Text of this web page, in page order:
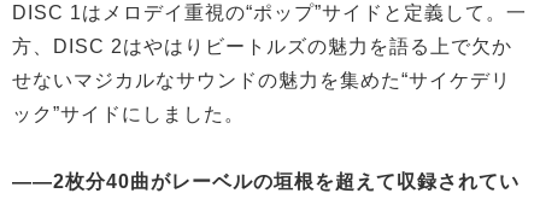
DISC 1はメロデイ重視の“ポップ”サイドと定義して。一
方、DISC 2はやはりビートルズの魅力を語る上で欠か
せないマジカルなサウンドの魅力を集めた“サイケデリ
ック”サイドにしました。
——2枚分40曲がレーベルの垣根を超えて収録されてい